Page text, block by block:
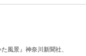
風景』神奈川新聞社、